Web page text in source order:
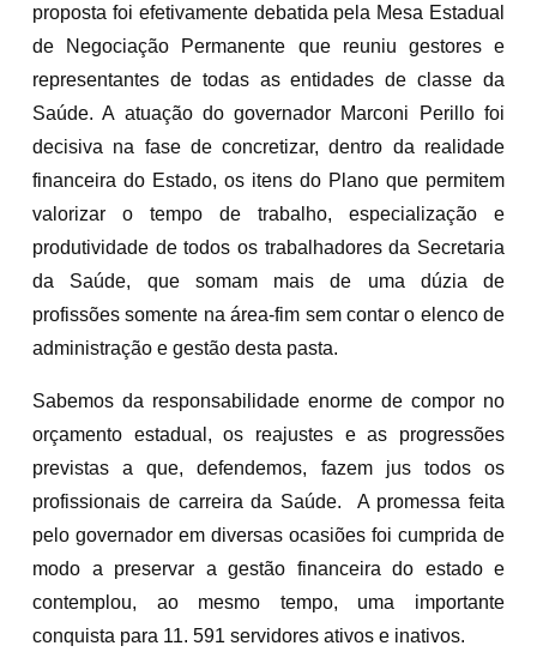
proposta foi efetivamente debatida pela Mesa Estadual
de Negociação Permanente que reuniu gestores e
representantes de todas as entidades de classe da
Saúde. A atuação do governador Marconi Perillo foi
decisiva na fase de concretizar, dentro da realidade
financeira do Estado, os itens do Plano que permitem
valorizar o tempo de trabalho, especialização e
produtividade de todos os trabalhadores da Secretaria
da Saúde, que somam mais de uma dúzia de
profissões somente na área-fim sem contar o elenco de
administração e gestão desta pasta.
Sabemos da responsabilidade enorme de compor no
orçamento estadual, os reajustes e as progressões
previstas a que, defendemos, fazem jus todos os
profissionais de carreira da Saúde. A promessa feita
pelo governador em diversas ocasiões foi cumprida de
modo a preservar a gestão financeira do estado e
contemplou, ao mesmo tempo, uma importante
conquista para 11. 591 servidores ativos e inativos.